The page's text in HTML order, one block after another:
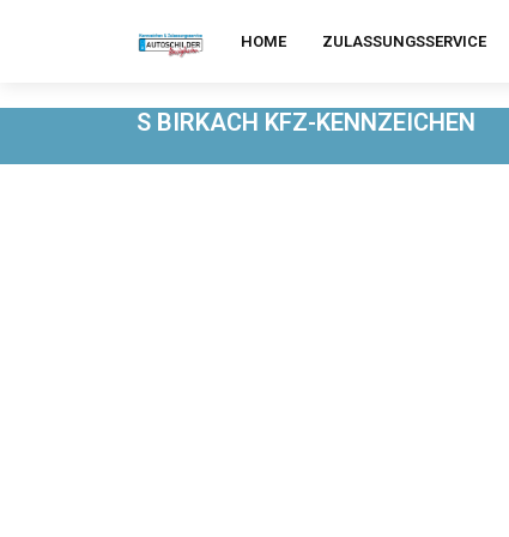
HOME ZULASSUNGSSERVICE
S BIRKACH KFZ-KENNZEICHEN